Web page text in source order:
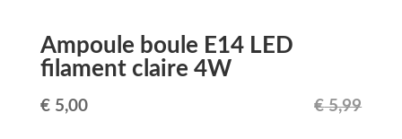
Ampoule boule E14 LED
filament claire 4W
€5,99
Le
€5,00Le